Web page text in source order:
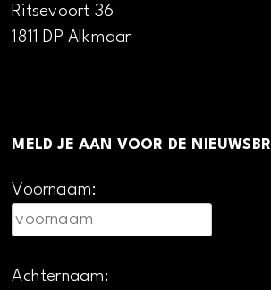
Ritsevoort 36
1811 DP Alkmaar
MELD JE AAN VOOR DE
Voornaam:
Achternaam: